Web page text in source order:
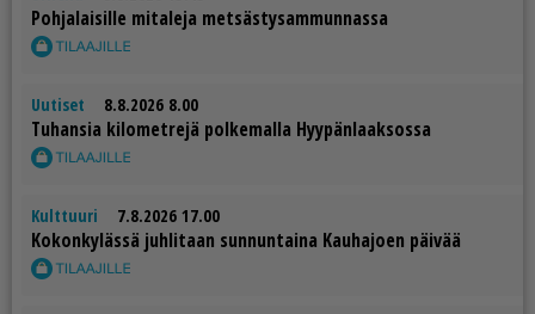
Poh­ja­lai­sil­le mi­ta­le­ja met­säs­ty­sam­mun­nas­sa
Uutiset 8.8.2026 8.00
Tu­han­sia ki­lo­met­re­jä pol­ke­mal­la Hyy­pän­laak­sos­sa
Kulttuuri 7.8.2026 17.00
Ko­kon­ky­läs­sä juh­li­taan sun­nun­tai­na Kau­ha­jo­en päi­vää